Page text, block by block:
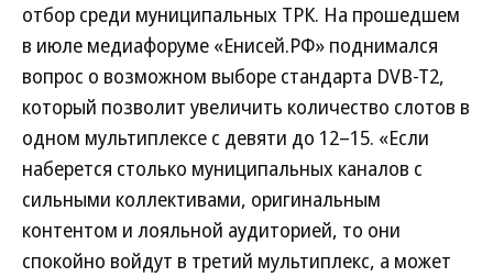
отбор среди муниципальных ТРК. На прошедшем
в июле медиафоруме «Енисей.РФ» поднимался
вопрос о возможном выборе стандарта DVB-T2,
который позволит увеличить количество слотов в
одном мультиплексе с девяти до 12–15. «Если
наберется столько муниципальных каналов с
сильными коллективами, оригинальным
контентом и лояльной аудиторией, то они
спокойно войдут в третий мультиплекс, а может